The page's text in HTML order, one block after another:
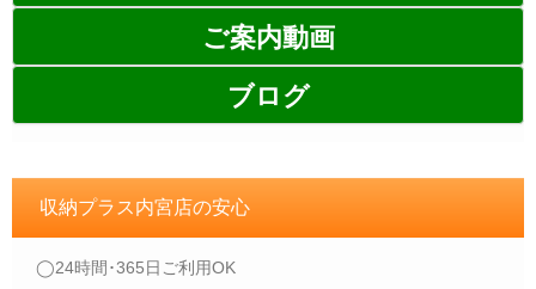
ご案内動画
ブログ
収納プラス内宮店の安心
◯24時間･365日ご利用OK